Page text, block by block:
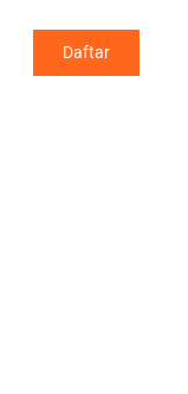
Daftar